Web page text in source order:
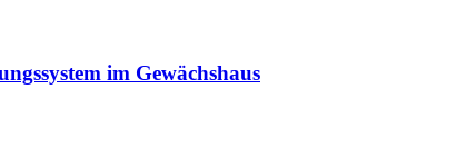
im Gewächshaus